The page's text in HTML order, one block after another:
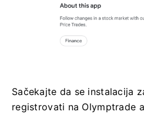
Sačekajte da se instalacija
registrovati na Olymptrade